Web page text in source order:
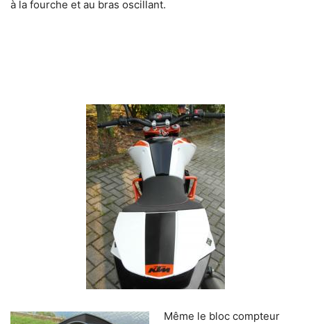
à la fourche et au bras oscillant.
Même le bloc compteur